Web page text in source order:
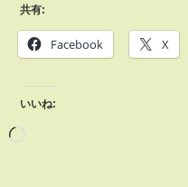
共有:
Facebook X
いいね: